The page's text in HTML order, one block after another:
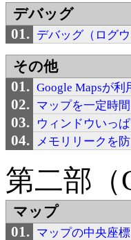
デバッグ
デバッグ（ログウ
その他
Google Mapsが
マップを一定時
ウィンドウいっ
メモリリークを
第二部（
マップ
マップの中央座